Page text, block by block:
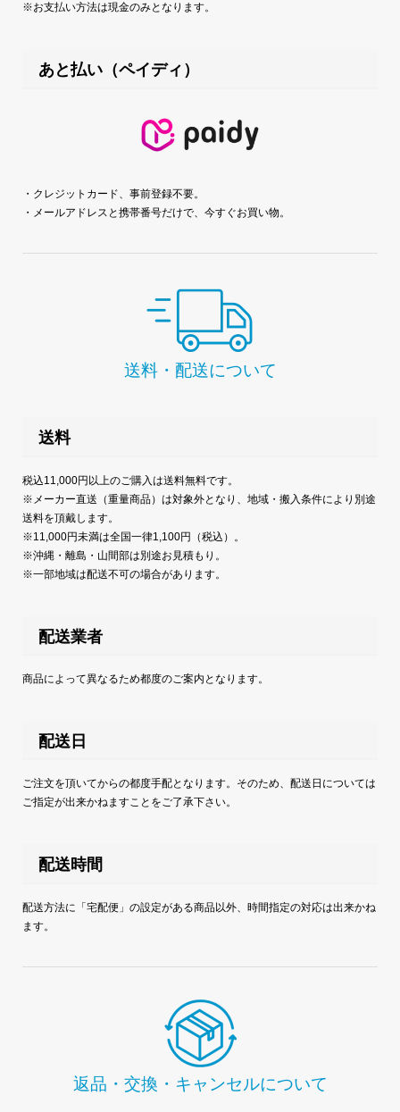
※お支払い方法は現金のみとなります。
あと払い（ペイディ）
・クレジットカード、事前登録不要。
・メールアドレスと携帯番号だけで、今すぐお買い物。
送料・配送について
送料
税込11,000円以上のご購入は送料無料です。
※メーカー直送（重量商品）は対象外となり、地域・搬入条件により別途
送料を頂戴します。
※11,000円未満は全国一律1,100円（税込）。
※沖縄・離島・山間部は別途お見積もり。
※一部地域は配送不可の場合があります。
配送業者
商品によって異なるため都度のご案内となります。
配送日
ご注文を頂いてからの都度手配となります。そのため、配送日については
ご指定が出来かねますことをご了承下さい。
配送時間
配送方法に「宅配便」の設定がある商品以外、時間指定の対応は出来かね
ます。
返品・交換・キャンセルについて